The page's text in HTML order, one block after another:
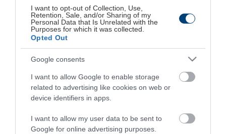
I want to opt-out of Collection, Use,
Retention, Sale, and/or Sharing of my
Personal Data that Is Unrelated with the
Purposes for which it was collected.
Opted Out
Google consents
I want to allow Google to enable storage
related to advertising like cookies on web or
device identifiers in apps.
I want to allow my user data to be sent to
Google for online advertising purposes.
Iatronet.gr που αφορά γιατρούς και επαγγελματίες
υγείας.
Με τεράστιο πλούτο πληροφοριών, περιλαμβάνει
νέα από τον παγκόσμιο ιατρικό χώρο, ενημέρωση
συνεδρίων, αναζητήσεις σε διεθνείς ιατρικές
βιβλιοθήκες και περιοδικά, κ.ά.
Στατιστικά